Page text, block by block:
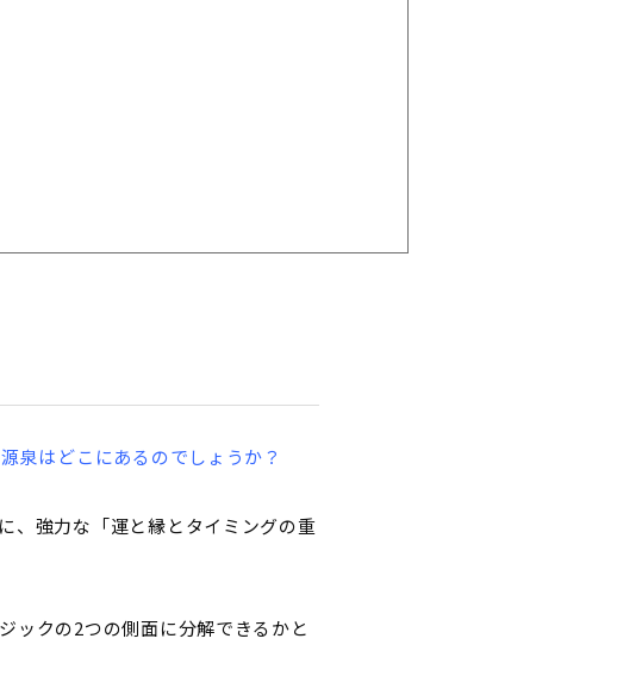
泉はどこにあるのでしょうか？
、強力な「運と縁とタイミングの重
ックの2つの側面に分解できるかと